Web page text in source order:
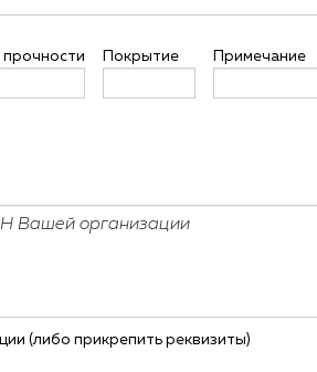
прочности Покрытие Примечание
(либо прикрепить реквизиты)